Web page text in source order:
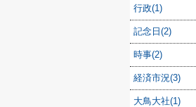
行政(1)
記念日(2)
時事(2)
経済市況(3)
大鳥大社(1)